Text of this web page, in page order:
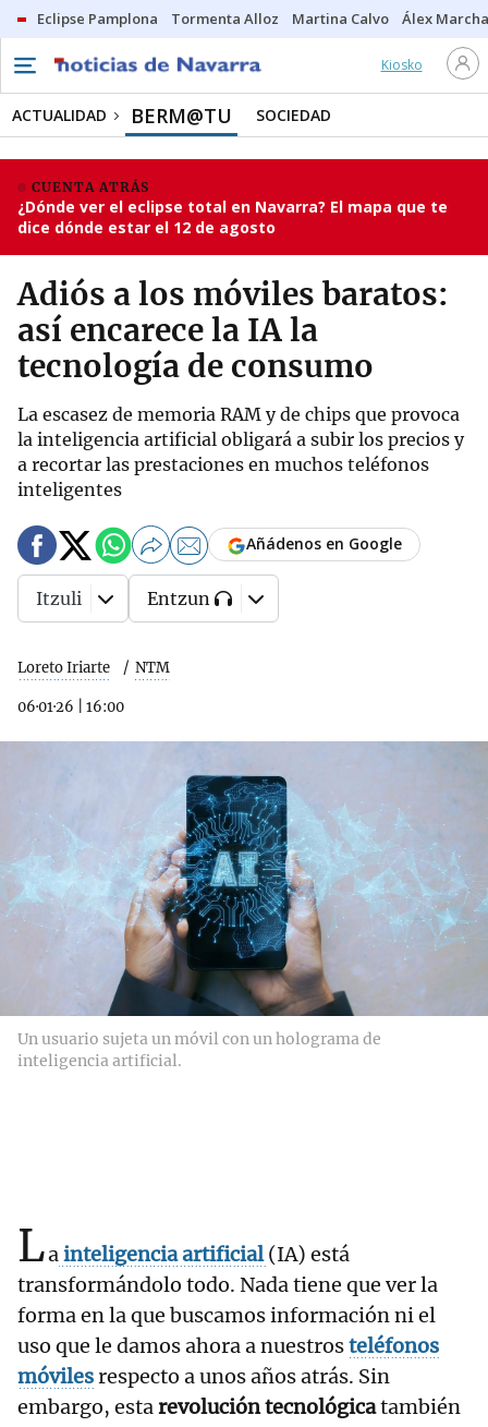
Eclipse Pamplona Tormenta Alloz Martina Calvo Álex
Kiosko
ACTUALIDAD BERM@TU SOCIEDAD
CUENTA ATRÁS
¿Dónde ver el eclipse total en Navarra? El mapa que te
dice dónde estar el 12 de agosto
Adiós a los móviles baratos:
así encarece la IA la
tecnología de consumo
La escasez de memoria RAM y de chips que provoca
la inteligencia artificial obligará a subir los precios y
a recortar las prestaciones en muchos teléfonos
inteligentes
Loreto Iriarte NTM
06·01·26 16:00
Añádenos en Google
Itzuli Entzun
Un usuario sujeta un móvil con un holograma de
inteligencia artificial.
Lainteligencia artificial(IA) está
transformándolo todo. Nada tiene que ver la
forma en la que buscamos información ni el
uso que le damos ahora a nuestrosteléfonos
móvilesrespecto a unos años atrás. Sin
embargo, estarevolución tecnológicatambién